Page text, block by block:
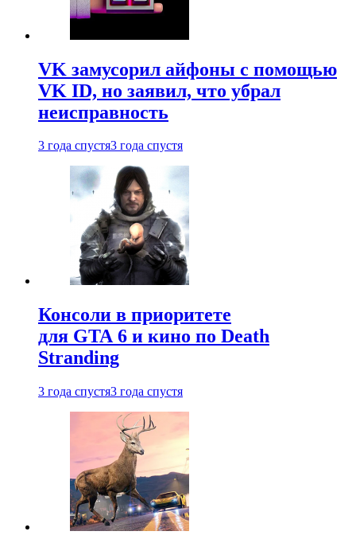
VK замусорил айфоны с помощью
VK ID, но заявил, что убрал
неисправность
3 года спустя3 года спустя
Консоли в приоритете
для GTA 6 и кино по Death
Stranding
3 года спустя3 года спустя